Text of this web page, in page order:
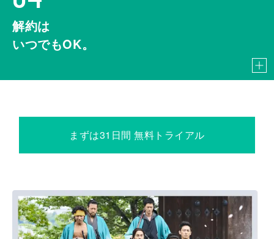
解約は
いつでもOK。
まずは31日間 無料トライアル